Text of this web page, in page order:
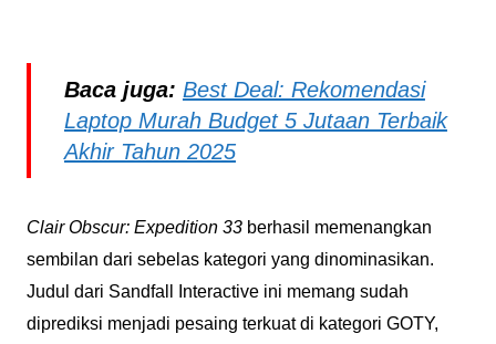
Baca juga: Best Deal: Rekomendasi
Laptop Murah Budget 5 Jutaan Terbaik
Akhir Tahun 2025
Clair Obscur: Expedition 33berhasil memenangkan
sembilan dari sebelas kategori yang dinominasikan.
Judul dari Sandfall Interactive ini memang sudah
diprediksi menjadi pesaing terkuat di kategori GOTY,